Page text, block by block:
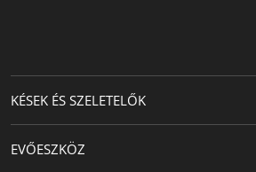
vagy 180 ° C
Termékápolás
KÉSEK ÉS SZELETELŐK
EVŐESZKÖZ